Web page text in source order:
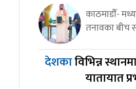
काठमाडौँ-
तनावका बीच
देशकाविभिन्न
यातायात